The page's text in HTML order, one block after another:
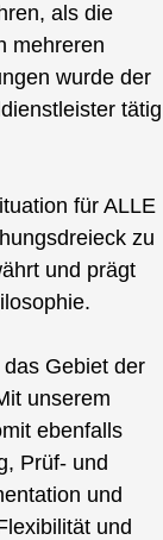
als die
mehreren
wurde der
tätig
für ALLE
zu
und prägt
Gebiet der
unserem
ebenfalls
Prüf- und
und
und